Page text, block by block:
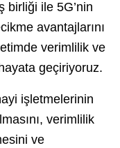
birliği ile 5G’nin
avantajlarını
verimlilik ve
geçiriyoruz.
işletmelerinin
verimlilik
ve